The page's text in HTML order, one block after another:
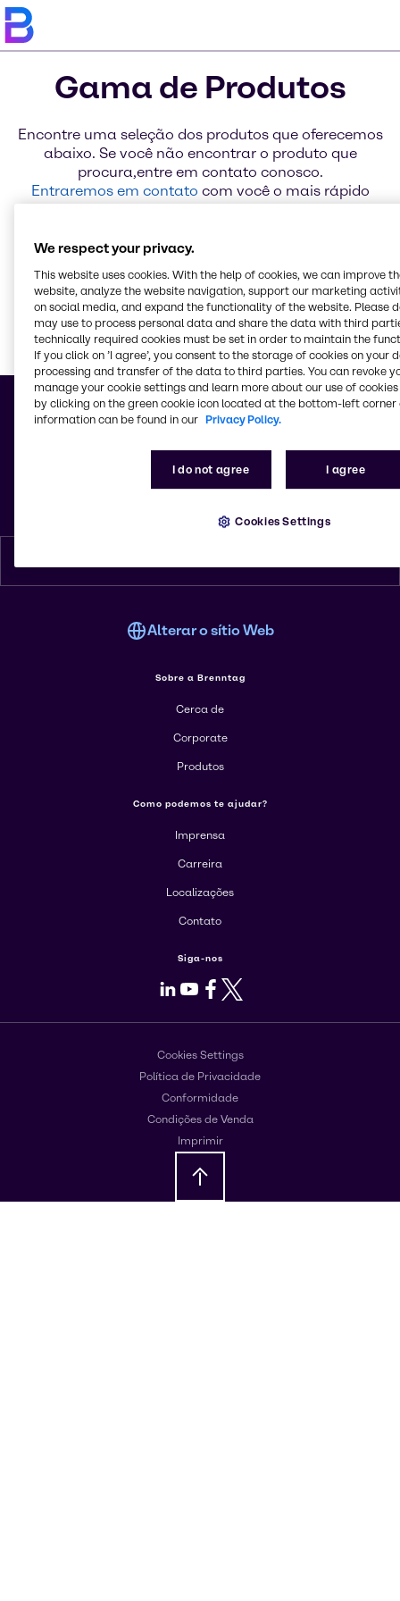
Gama de Produtos
Encontre uma seleção dos produtos que oferecemos
abaixo. Se você não encontrar o produto que
procura,entre em contato conosco.
Entraremos em contato com você o mais rápido
possível com uma solução.
AdBlue®
Biocidas
DOW VORASURF™
Saber
Parque Industrial de Mide Lote 21 B
4815-169, Lordelo, Guimarães
Alterar o sítio Web
Sobre a Brenntag
Cerca de
Corporate
Produtos
Como podemos te ajudar?
Imprensa
Carreira
Localizações
Contato
Siga-nos
LinkedIn
Youtube
Facebook
X
Cookies Settings
Política de Privacidade
Conformidade
Condições de Venda
Imprimir
We respect your privacy.
This website uses cookies. With the help of cookies, we can improve
website, analyze the website navigation, support our marketing
on social media, and expand the functionality of the website. Please
may use to process personal data and share the data with third
technically required cookies must be set in order to maintain the
If you click on ’I agree’, you consent to the storage of cookies on your
processing and transfer of the data to third parties. You can revoke
manage your cookie settings and learn more about our use of cookies
by clicking on the green cookie icon located at the bottom-left corner
information can be found in our Privacy Policy.
I do not agree I agree
Cookies Settings